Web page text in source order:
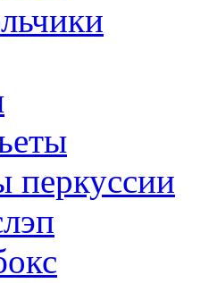
перкуссии